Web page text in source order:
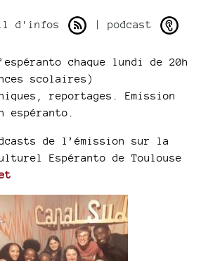
d'infos | podcast
chaque lundi de 20h
scolaires)
reportages. Emission
de l’émission sur la
Espéranto de Toulouse